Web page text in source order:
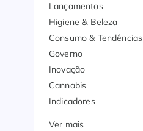
Lançamentos
Higiene & Beleza
Consumo & Tendências
Governo
Inovação
Cannabis
Indicadores
Ver mais